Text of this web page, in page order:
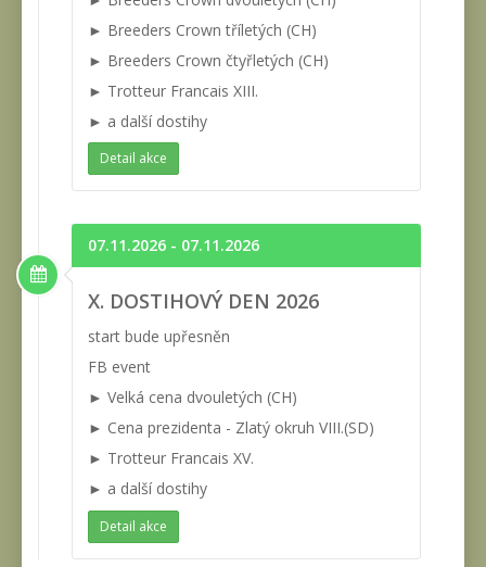
► Breeders Crown tříletých (CH)
► Breeders Crown čtyřletých (CH)
► Trotteur Francais XIII.
► a další dostihy
Detail akce
07.11.2026 - 07.11.2026
X. DOSTIHOVÝ DEN 2026
start bude upřesněn
FB event
► Velká cena dvouletých (CH)
► Cena prezidenta - Zlatý okruh VIII.(SD)
► Trotteur Francais XV.
► a další dostihy
Detail akce